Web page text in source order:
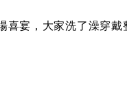
喜宴，大家洗了澡穿戴